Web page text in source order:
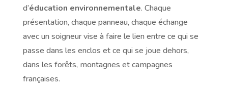
d’éducation environnementale. Chaque
présentation, chaque panneau, chaque échange
avec un soigneur vise à faire le lien entre ce qui se
passe dans les enclos et ce qui se joue dehors,
dans les forêts, montagnes et campagnes
françaises.